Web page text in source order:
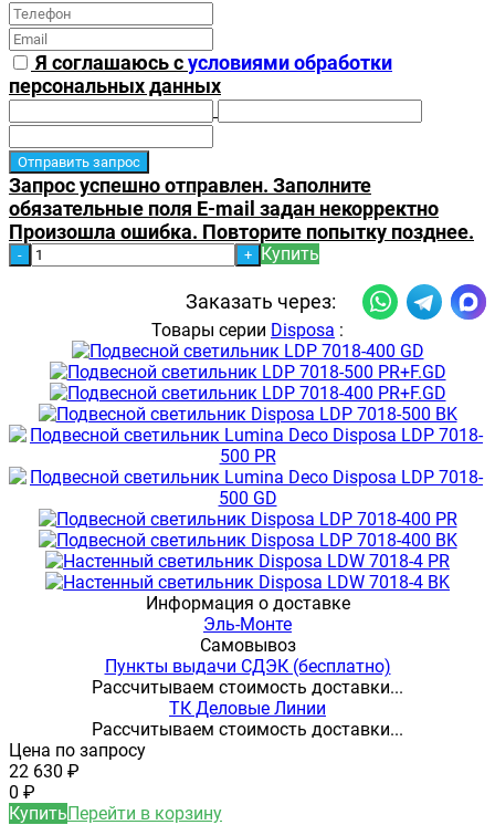
Я соглашаюсь сусловиями обработки
персональных данных
Запрос успешно отправлен. Заполните
обязательные поля E-mail задан некорректно
Произошла ошибка. Повторите попытку позднее.
- + Купить
Заказать через:
Товары серии Disposa :
Информация о доставке
Эль-Монте
Самовывоз
Пункты выдачи СДЭК (бесплатно)
Рассчитываем стоимость доставки...
ТК Деловые Линии
Рассчитываем стоимость доставки...
Цена по запросу
22 630 ₽
0 ₽
КупитьПерейти в корзину